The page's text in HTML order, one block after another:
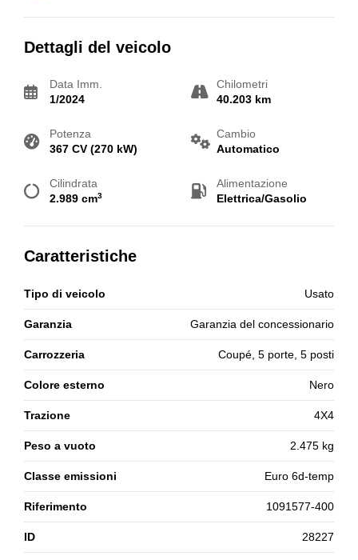
Dettagli del veicolo
Data Imm.
1/2024
Chilometri
40.203 km
Potenza
367 CV (270 kW)
Cambio
Automatico
Cilindrata
2.989 cm3
Alimentazione
Elettrica/Gasolio
Caratteristiche
Tipo di veicolo Usato
Garanzia Garanzia del concessionario
Carrozzeria Coupé, 5 porte, 5 posti
Colore esterno Nero
Trazione 4X4
Peso a vuoto 2.475 kg
Classe emissioni Euro 6d-temp
Riferimento 1091577-400
ID 28227